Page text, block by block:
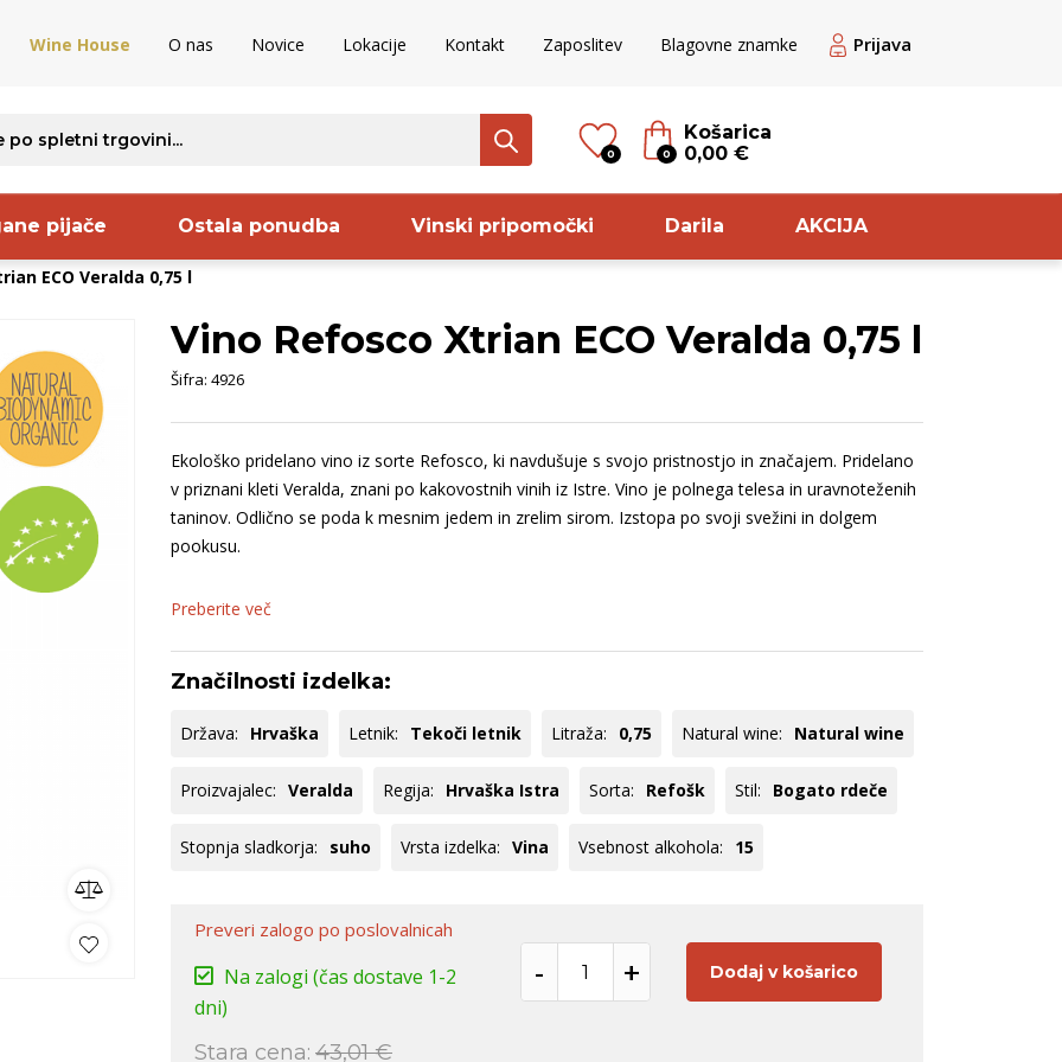
Wine House O nas Novice Lokacije Kontakt Zaposlitev Blagovne znamke Prijava
0 0
Košarica
0,00 €
Natural wine
Regija
Bela Krajina
Dolenjska
Kras
Vipavska
dolina
Goriška Brda
Frelih
Keltis
Pommery
Bogato Belo /
Oranžno
Bogato belo
Sveže rdeče
Glera
Modri pinot
Zelen
pijače
Whisky Tequila
Ostala ponudba
Pivo Panettone
Vinski pripomočki
Kozarci Hladilniki
Darila AKCIJA
ECO Veralda 0,75 l
Vino Refosco Xtrian ECO Veralda 0,75 l
Šifra: 4926
Ekološko pridelano vino iz sorte Refosco, ki navdušuje s svojo pristnostjo in značajem. Pridelano
v priznani kleti Veralda, znani po kakovostnih vinih iz Istre. Vino je polnega telesa in uravnoteženih
taninov. Odlično se poda k mesnim jedem in zrelim sirom. Izstopa po svoji svežini in dolgem
pookusu.
Preberite več
Značilnosti izdelka:
Država: Hrvaška Letnik: Tekoči letnik Litraža: 0,75 Natural wine: Natural wine
Proizvajalec: Veralda Regija: Hrvaška Istra Sorta: Refošk Stil: Bogato rdeče
Stopnja sladkorja: suho Vrsta izdelka: Vina Vsebnost alkohola: 15
Preveri zalogo po poslovalnicah
Na zalogi (čas dostave 1-2
dni)
Stara cena: 43,01 €
- + Dodaj v košarico